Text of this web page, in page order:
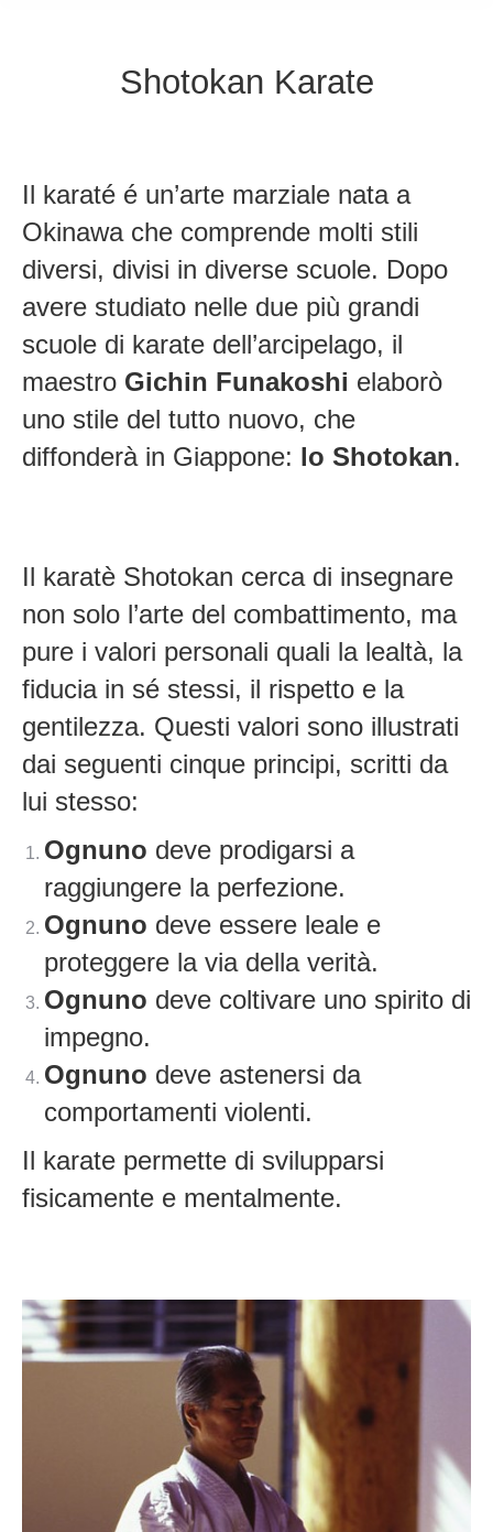
Shotokan Karate
Il karaté é un’arte marziale nata a
Okinawa che comprende molti stili
diversi, divisi in diverse scuole. Dopo
avere studiato nelle due più grandi
scuole di karate dell’arcipelago, il
maestro Gichin Funakoshi elaborò
uno stile del tutto nuovo, che
diffonderà in Giappone: lo Shotokan.
Il karatè Shotokan cerca di insegnare
non solo l’arte del combattimento, ma
pure i valori personali quali la lealtà, la
fiducia in sé stessi, il rispetto e la
gentilezza. Questi valori sono illustrati
dai seguenti cinque principi, scritti da
lui stesso:
Ognuno deve prodigarsi a
raggiungere la perfezione.
Ognuno deve essere leale e
proteggere la via della verità.
Ognuno deve coltivare uno spirito di
impegno.
Ognuno deve astenersi da
comportamenti violenti.
Il karate permette di svilupparsi
fisicamente e mentalmente.